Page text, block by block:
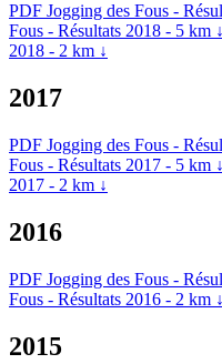
PDF Jogging des Fous -
Fous - Résultats 2018 - 5 km ↓
2018 - 2 km ↓
2017
PDF Jogging des Fous -
Fous - Résultats 2017 - 5 km ↓
2017 - 2 km ↓
2016
PDF Jogging des Fous -
Fous - Résultats 2016 - 2 km ↓
2015